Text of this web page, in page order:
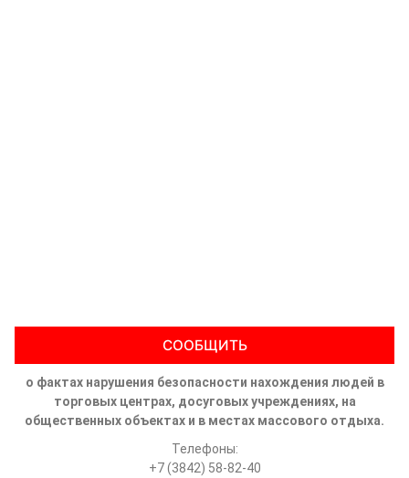
СООБЩИТЬ
о фактах нарушения безопасности нахождения людей в
торговых центрах, досуговых учреждениях, на
общественных объектах и в местах массового отдыха.
Телефоны:
+7 (3842) 58-82-40